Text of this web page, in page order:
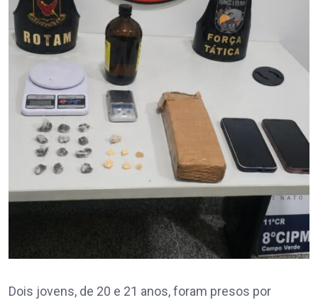
Dois jovens, de 20 e 21 anos, foram presos por